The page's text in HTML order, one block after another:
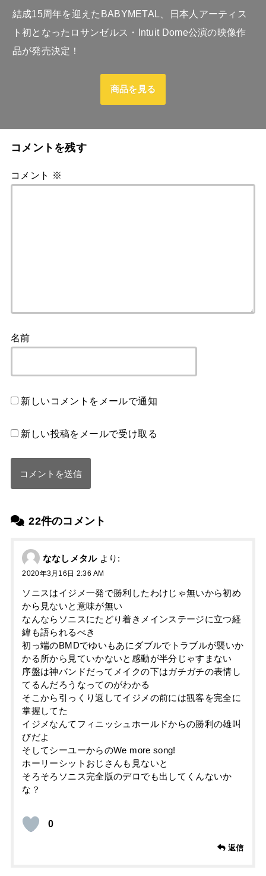
結成15周年を迎えたBABYMETAL、日本人アーティス
ト初となったロサンゼルス・Intuit Dome公演の映像作
品が発売決定！
商品を見る
22件のコメント
ななしメタル より:
2020年3月16日 2:36 AM
ソニスはイジメ一発で勝利したわけじゃ無いから初め
から見ないと意味が無い
なんならソニスにたどり着きメインステージに立つ経
緯も語られるべき
初っ端のBMDでゆいもあにダブルでトラブルが襲いか
かる所から見ていかないと感動が半分じゃすまない
序盤は神バンドだってメイクの下はガチガチの表情し
てるんだろうなってのがわかる
そこから引っくり返してイジメの前には観客を完全に
掌握してた
イジメなんてフィニッシュホールドからの勝利の雄叫
びだよ
そしてシーユーからのWe more song!
ホーリーシットおじさんも見ないと
そろそろソニス完全版のデロでも出してくんないか
な？
0
返信
コメントを残す
コメント ※
名前
新しいコメントをメールで通知
新しい投稿をメールで受け取る